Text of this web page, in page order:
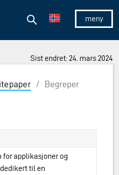
Vis/skjul
Søk
Sist endret: 24. mars 2024
/ Begreper
for applikasjoner og
til en